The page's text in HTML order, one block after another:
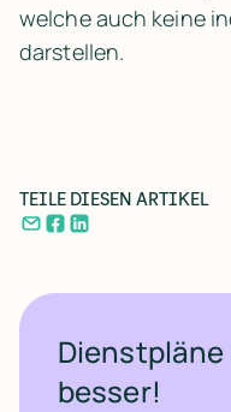
welche auch keine
darstellen.
TEILE DIESEN ARTIKEL
Dienstpläne
besser!